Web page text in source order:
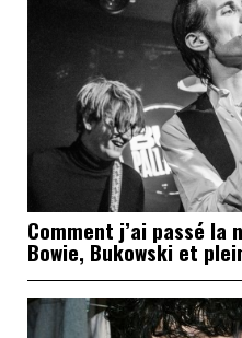
Comment j’ai passé la
Bowie, Bukowski et